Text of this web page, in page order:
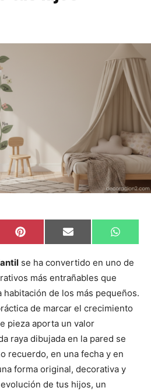
C
o
p
r
i
r
e
n
P
i
t
r
e
s
t
C
o
p
r
i
r
e
n
E
m
i
C
o
p
i
r
e
W
h
t
p
p
se ha convertido en uno de
más entrañables que
de los más pequeños.
de marcar el crecimiento
pieza aporta un valor
raya dibujada en la pared se
recuerdo, en una fecha y en
forma original, decorativa y
de tus hijos, un